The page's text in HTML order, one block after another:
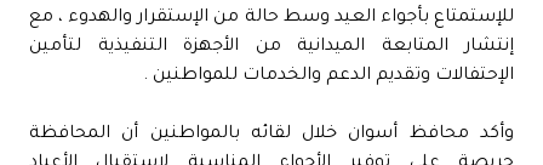
للإستمتاع بأجواء العيد وسط حالة من الإستقرار والهدوء ، مع
إنتشار المتابعة الميدانية من الأجهزة التنفيذية لتأمين
الإحتفالات وتقديم الدعم والخدمات للمواطنين .
وأكد محافظ أسوان خلال لقائه بالمواطنين أن المحافظة